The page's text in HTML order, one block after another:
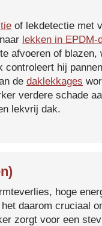
of lekdetectie met
lekken in EPDM-
afvoeren of blazen,
controleert hij
de daklekkages
verdere schade
lekvrij dak.
hoge
daarom cruciaal
zorgt voor een